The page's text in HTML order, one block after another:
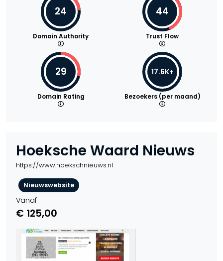
24
Domain Authority
44
Trust Flow
29
Domain Rating
17.6K+
Bezoekers (per maand)
Hoeksche Waard Nieuws
https://www.hoekschnieuws.nl
Nieuwswebsite
Vanaf
€ 125,00